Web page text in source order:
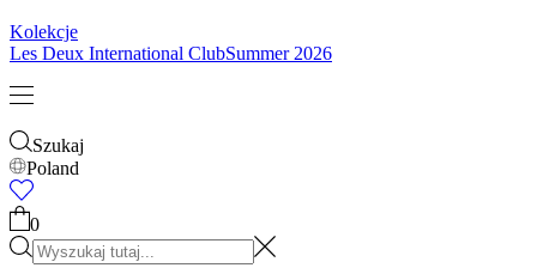
Kolekcje
Les Deux International ClubSummer 2026
Szukaj
Poland
0